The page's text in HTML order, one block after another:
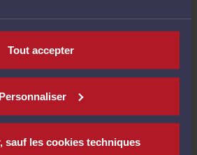
Tout accepter
Personnaliser
sauf les cookies techniques